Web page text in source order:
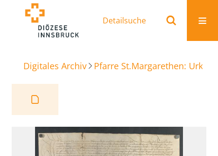
Detailsuche
Digitales Archiv Pfarre St.Margarethen: